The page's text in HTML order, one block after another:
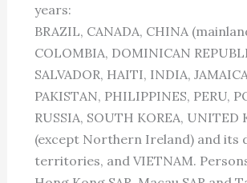
years:
BRAZIL, CANADA, CHINA
COLOMBIA, DOMINICAN
SALVADOR, HAITI, INDIA,
PAKISTAN, PHILIPPINES, PERU,
RUSSIA, SOUTH KOREA, UNITED
(except Northern Ireland) and its
territories, and VIETNAM.